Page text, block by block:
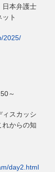
日本弁護士
ト
2025/
～
ィスカッシ
れからの知
day2.html